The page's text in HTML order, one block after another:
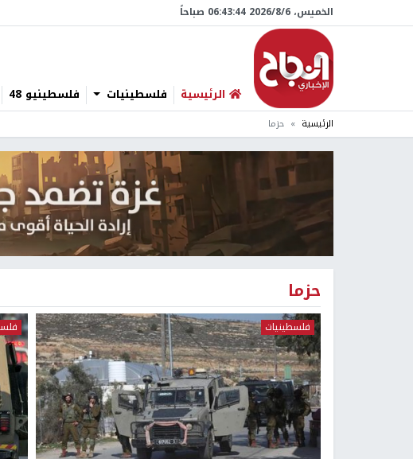
الخميس، 6/‏8/‏2026 06:43:45 صباحاً
الرئيسية فلسطينيات فلسطينيو 48
الرئيسية حزما
حزما
فلسطينيات